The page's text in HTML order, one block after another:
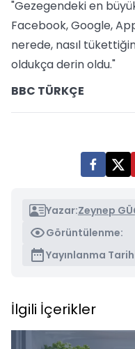
"Gezegendeki en
Facebook, Google,
nerede, nasıl
oldukça derin oldu."
BBC TÜRKÇE
Yazar:Zeynep
Görüntülenme:
Yayınlanma
İlgili İçerikler